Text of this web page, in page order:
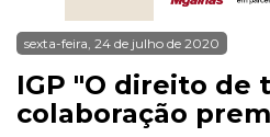
sexta-feira, 24 de julho de 2020
IGP "O direito de
colaboração